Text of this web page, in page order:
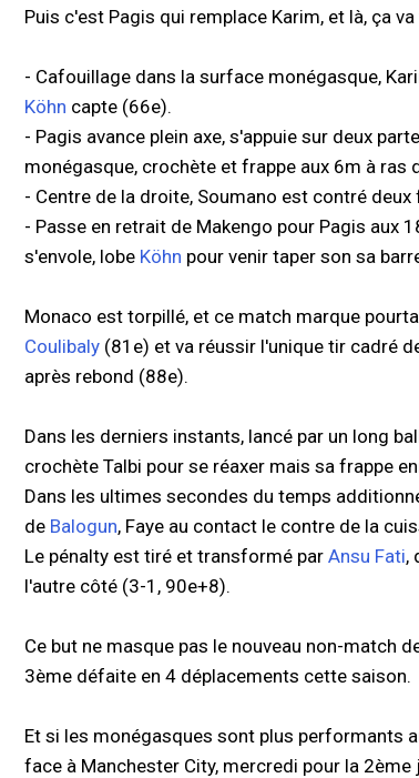
Puis c'est Pagis qui remplace Karim, et là, ça
- Cafouillage dans la surface monégasque,
Köhn capte (66e).
- Pagis avance plein axe, s'appuie sur deux
monégasque, crochète et frappe aux 6m à ras
- Centre de la droite, Soumano est contré
- Passe en retrait de Makengo pour Pagis aux
s'envole, lobe Köhn pour venir taper son sa
Monaco est torpillé, et ce match marque
Coulibaly (81e) et va réussir l'unique tir cadré
après rebond (88e).
Dans les derniers instants, lancé par un long
crochète Talbi pour se réaxer mais sa frappe
Dans les ultimes secondes du temps
de Balogun, Faye au contact le contre de la
Le pénalty est tiré et transformé par Ansu Fati,
l'autre côté (3-1, 90e+8).
Ce but ne masque pas le nouveau non-match
3ème défaite en 4 déplacements cette saison.
Et si les monégasques sont plus performants
face à Manchester City, mercredi pour la